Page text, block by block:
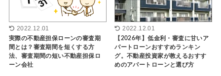
2022.12.01
実際の不動産担保ローンの審査期
間とは？審査期間を短くする方
法、審査期間の短い不動産担保ロ
ーン会社
2022.12.01
【2026年】低金利・審査に甘いア
パートローンおすすめランキン
グ。不動産投資家が教えるおすす
めのアパートローンと選び方